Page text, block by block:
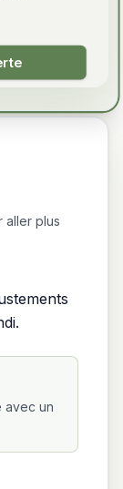
aller plus
avec un